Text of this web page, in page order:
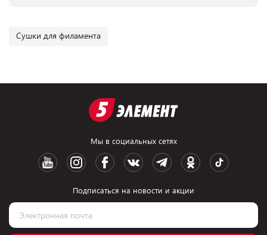
Сушки для филамента
Мы в социальных сетях
Подписаться на новости и акции